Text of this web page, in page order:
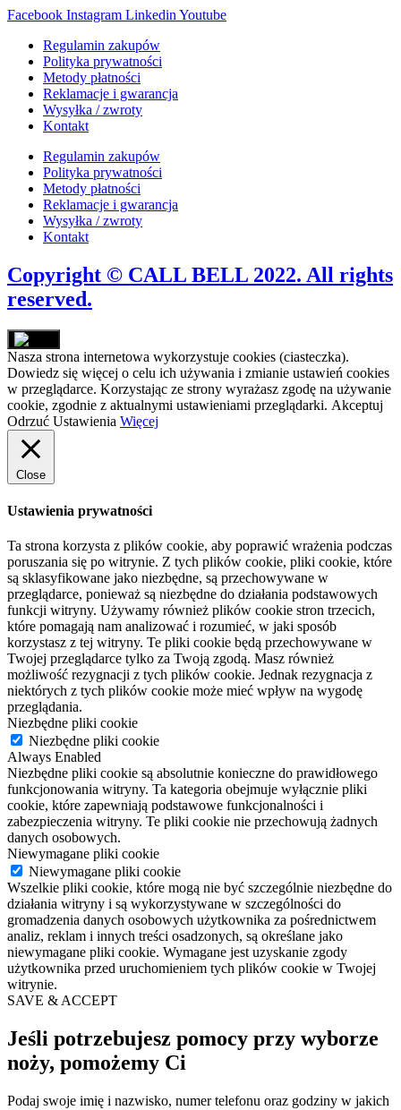
Facebook Instagram Linkedin Youtube
Regulamin zakupów
Polityka prywatności
Metody płatności
Reklamacje i gwarancja
Wysyłka / zwroty
Kontakt
Regulamin zakupów
Polityka prywatności
Metody płatności
Reklamacje i gwarancja
Wysyłka / zwroty
Kontakt
Copyright © CALL BELL 2022. All rights
reserved.
Nasza strona internetowa wykorzystuje cookies (ciasteczka).
Dowiedz się więcej o celu ich używania i zmianie ustawień cookies
w przeglądarce. Korzystając ze strony wyrażasz zgodę na używanie
cookie, zgodnie z aktualnymi ustawieniami przeglądarki. Akceptuj
Odrzuć Ustawienia Więcej
Close
Ustawienia prywatności
Ta strona korzysta z plików cookie, aby poprawić wrażenia podczas
poruszania się po witrynie. Z tych plików cookie, pliki cookie, które
są sklasyfikowane jako niezbędne, są przechowywane w
przeglądarce, ponieważ są niezbędne do działania podstawowych
funkcji witryny. Używamy również plików cookie stron trzecich,
które pomagają nam analizować i rozumieć, w jaki sposób
korzystasz z tej witryny. Te pliki cookie będą przechowywane w
Twojej przeglądarce tylko za Twoją zgodą. Masz również
możliwość rezygnacji z tych plików cookie. Jednak rezygnacja z
niektórych z tych plików cookie może mieć wpływ na wygodę
przeglądania.
Niezbędne pliki cookie
Niezbędne pliki cookie
Always Enabled
Niezbędne pliki cookie są absolutnie konieczne do prawidłowego
funkcjonowania witryny. Ta kategoria obejmuje wyłącznie pliki
cookie, które zapewniają podstawowe funkcjonalności i
zabezpieczenia witryny. Te pliki cookie nie przechowują żadnych
danych osobowych.
Niewymagane pliki cookie
Niewymagane pliki cookie
Wszelkie pliki cookie, które mogą nie być szczególnie niezbędne do
działania witryny i są wykorzystywane w szczególności do
gromadzenia danych osobowych użytkownika za pośrednictwem
analiz, reklam i innych treści osadzonych, są określane jako
niewymagane pliki cookie. Wymagane jest uzyskanie zgody
użytkownika przed uruchomieniem tych plików cookie w Twojej
witrynie.
SAVE & ACCEPT
Jeśli potrzebujesz pomocy przy wyborze
noży, pomożemy Ci
Podaj swoje imię i nazwisko, numer telefonu oraz godziny w jakich